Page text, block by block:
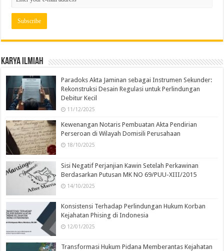
Karya Ilmiah
Paradoks Akta Jaminan sebagai Instrumen Sekunder:
Rekonstruksi Desain Regulasi untuk Perlindungan
Debitur Kecil
11/12/2025
Kewenangan Notaris Pembuatan Akta Pendirian
Perseroan di Wilayah Domisili Perusahaan
18/10/2025
Sisi Negatif Perjanjian Kawin Setelah Perkawinan
Berdasarkan Putusan MK NO 69/PUU-XIII/2015
14/10/2025
Konsistensi Terhadap Perlindungan Hukum Korban
Kejahatan Phising di Indonesia
12/01/2025
Transformasi Hukum Pidana Memberantas Kejahatan